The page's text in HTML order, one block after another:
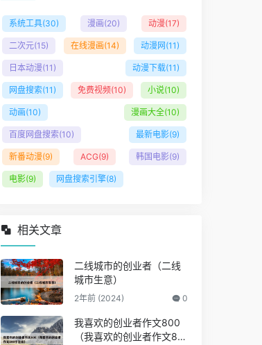
系统工具(30) 漫画(20) 动漫(17)
二次元(15) 在线漫画(14) 动漫网 (11)
日本动漫(11) 动漫下载(11)
网盘搜索(11) 免费视频(10) 小说(10)
动画(10) 漫画大全(10)
百度网盘搜索(10) 最新电影(9)
新番动漫(9) ACG(9) 韩国电影(9)
电影(9) 网盘搜索引擎(8)
相关文章
二线城市的创业者（二线
城市生意）
2年前 (2024) 0
我喜欢的创业者作文800
（我喜欢的创业者作文80